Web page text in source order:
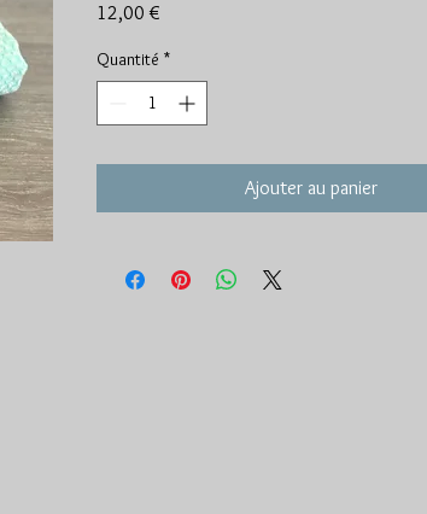
12,00 €
Quantité *
Ajouter au panier